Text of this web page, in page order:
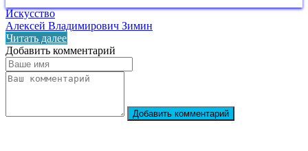
Искусство
Алексей Владимирович Зимин
Читать далее
Добавить комментарий
Добавить комментарий